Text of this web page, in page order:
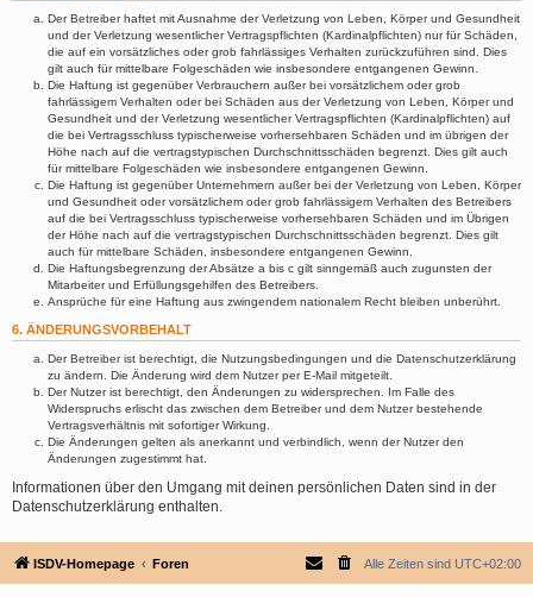
Der Betreiber haftet mit Ausnahme der Verletzung von Leben, Körper und Gesundheit
und der Verletzung wesentlicher Vertragspflichten (Kardinalpflichten) nur für Schäden,
die auf ein vorsätzliches oder grob fahrlässiges Verhalten zurückzuführen sind. Dies
gilt auch für mittelbare Folgeschäden wie insbesondere entgangenen Gewinn.
Die Haftung ist gegenüber Verbrauchern außer bei vorsätzlichem oder grob
fahrlässigem Verhalten oder bei Schäden aus der Verletzung von Leben, Körper und
Gesundheit und der Verletzung wesentlicher Vertragspflichten (Kardinalpflichten) auf
die bei Vertragsschluss typischerweise vorhersehbaren Schäden und im übrigen der
Höhe nach auf die vertragstypischen Durchschnittsschäden begrenzt. Dies gilt auch
für mittelbare Folgeschäden wie insbesondere entgangenen Gewinn.
Die Haftung ist gegenüber Unternehmern außer bei der Verletzung von Leben, Körper
und Gesundheit oder vorsätzlichem oder grob fahrlässigem Verhalten des Betreibers
auf die bei Vertragsschluss typischerweise vorhersehbaren Schäden und im Übrigen
der Höhe nach auf die vertragstypischen Durchschnittsschäden begrenzt. Dies gilt
auch für mittelbare Schäden, insbesondere entgangenen Gewinn.
Die Haftungsbegrenzung der Absätze a bis c gilt sinngemäß auch zugunsten der
Mitarbeiter und Erfüllungsgehilfen des Betreibers.
Ansprüche für eine Haftung aus zwingendem nationalem Recht bleiben unberührt.
6. ÄNDERUNGSVORBEHALT
Der Betreiber ist berechtigt, die Nutzungsbedingungen und die Datenschutzerklärung
zu ändern. Die Änderung wird dem Nutzer per E-Mail mitgeteilt.
Der Nutzer ist berechtigt, den Änderungen zu widersprechen. Im Falle des
Widerspruchs erlischt das zwischen dem Betreiber und dem Nutzer bestehende
Vertragsverhältnis mit sofortiger Wirkung.
Die Änderungen gelten als anerkannt und verbindlich, wenn der Nutzer den
Änderungen zugestimmt hat.
Informationen über den Umgang mit deinen persönlichen Daten sind in der
Datenschutzerklärung enthalten.
ISDV-Homepage Foren Alle Zeiten sind UTC+02:00